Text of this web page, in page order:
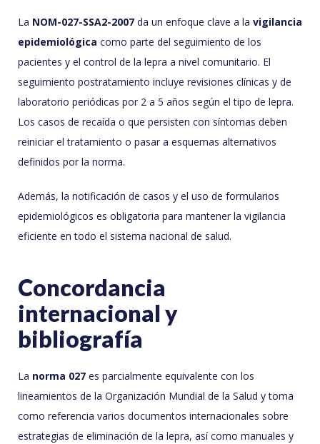
La NOM-027-SSA2-2007 da un enfoque clave a la vigilancia
epidemiológica como parte del seguimiento de los
pacientes y el control de la lepra a nivel comunitario. El
seguimiento postratamiento incluye revisiones clínicas y de
laboratorio periódicas por 2 a 5 años según el tipo de lepra.
Los casos de recaída o que persisten con síntomas deben
reiniciar el tratamiento o pasar a esquemas alternativos
definidos por la norma.
Además, la notificación de casos y el uso de formularios
epidemiológicos es obligatoria para mantener la vigilancia
eficiente en todo el sistema nacional de salud.
Concordancia
internacional y
bibliografía
La norma 027 es parcialmente equivalente con los
lineamientos de la Organización Mundial de la Salud y toma
como referencia varios documentos internacionales sobre
estrategias de eliminación de la lepra, así como manuales y